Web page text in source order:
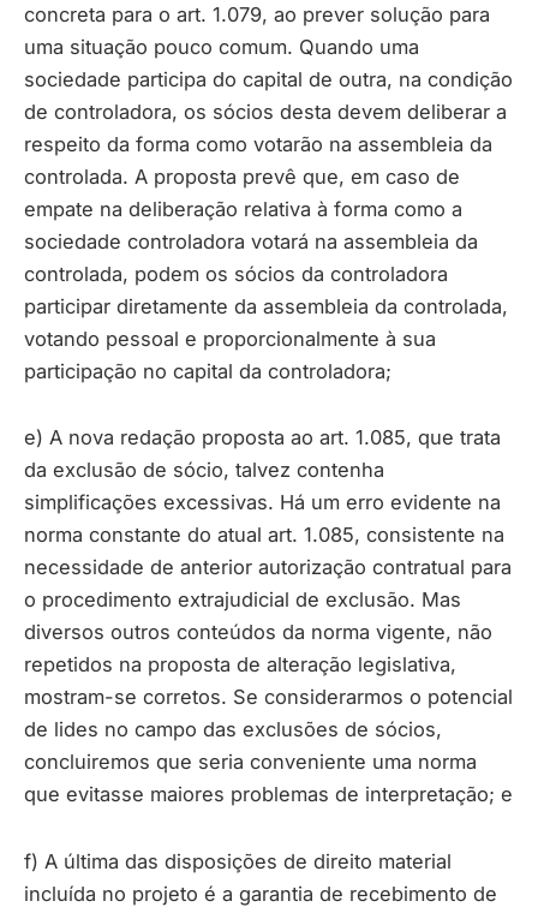
concreta para o art. 1.079, ao prever solução para
uma situação pouco comum. Quando uma
sociedade participa do capital de outra, na condição
de controladora, os sócios desta devem deliberar a
respeito da forma como votarão na assembleia da
controlada. A proposta prevê que, em caso de
empate na deliberação relativa à forma como a
sociedade controladora votará na assembleia da
controlada, podem os sócios da controladora
participar diretamente da assembleia da controlada,
votando pessoal e proporcionalmente à sua
participação no capital da controladora;
e) A nova redação proposta ao art. 1.085, que trata
da exclusão de sócio, talvez contenha
simplificações excessivas. Há um erro evidente na
norma constante do atual art. 1.085, consistente na
necessidade de anterior autorização contratual para
o procedimento extrajudicial de exclusão. Mas
diversos outros conteúdos da norma vigente, não
repetidos na proposta de alteração legislativa,
mostram-se corretos. Se considerarmos o potencial
de lides no campo das exclusões de sócios,
concluiremos que seria conveniente uma norma
que evitasse maiores problemas de interpretação; e
f) A última das disposições de direito material
incluída no projeto é a garantia de recebimento de